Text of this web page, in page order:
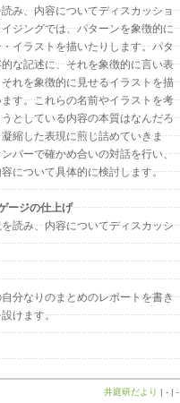
み、内容についてディスカッショ
ジングでは、パターンを象徴的に
イラストを描いたりします。パタ
な記述に、それを象徴的に言い表
れを象徴的に見せるイラストを描
す。これらの名前やイラストを考
としている内容の本質はなんだろ
縮した表現に煎じ詰めていきま
バーで確かめ合いの対話を行い、
について具体的に検討します。
ージの仕上げ
読み、内容についてディスカッシ
分なりのまとめのレポートを書き
けます。
井庭研だより | - | -